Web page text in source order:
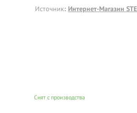
Источник: Интернет-Магазин
Снят с производства